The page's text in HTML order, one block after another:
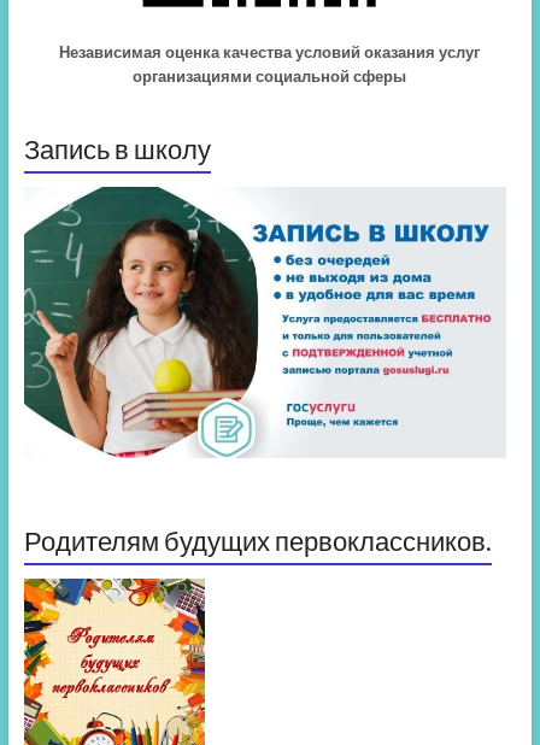
Независимая оценка качества условий оказания услуг
организациями социальной сферы
Запись в школу
Родителям будущих первоклассников.